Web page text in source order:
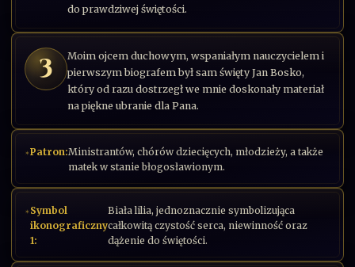
do prawdziwej świętości.
3
Moim ojcem duchowym, wspaniałym nauczycielem i
pierwszym biografem był sam święty Jan Bosko,
który od razu dostrzegł we mnie doskonały materiał
na piękne ubranie dla Pana.
Patron:Ministrantów, chórów dziecięcych, młodzieży, a także
matek w stanie błogosławionym.
Symbol
ikonograficzny
1:
Biała lilia, jednoznacznie symbolizująca
całkowitą czystość serca, niewinność oraz
dążenie do świętości.